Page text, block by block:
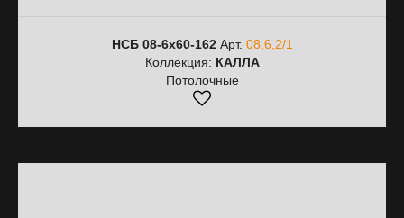
НСБ 08-6х60-162Арт. 08,6,2/1
Коллекция: КАЛЛА
Потолочные